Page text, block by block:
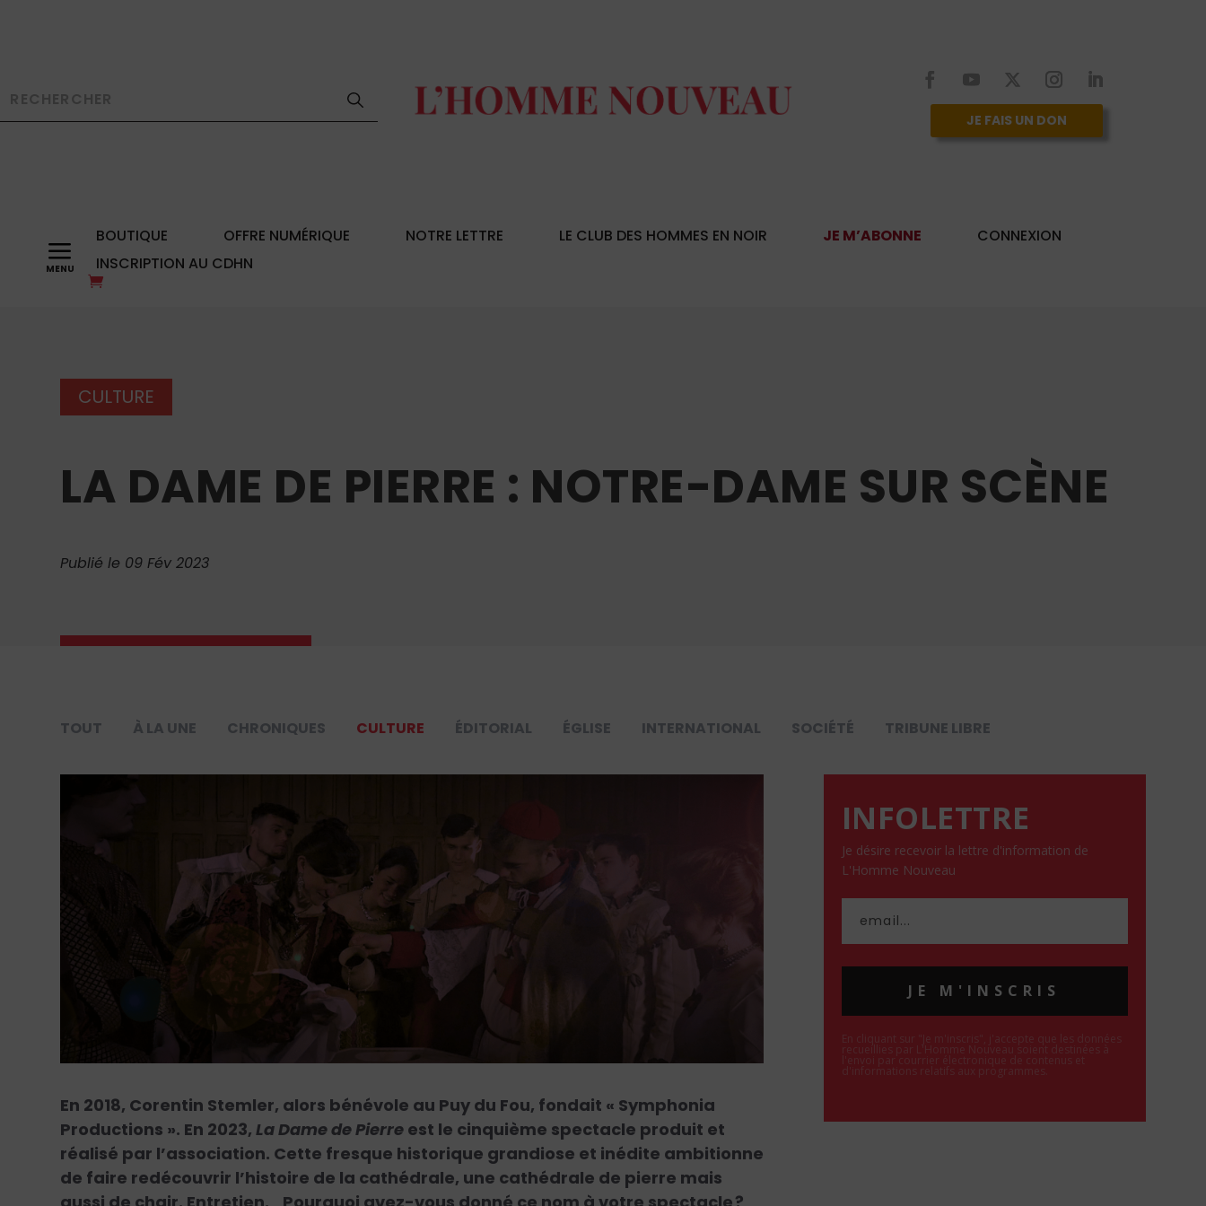
JE FAIS UN DON
a BOUTIQUE OFFRE NUMÉRIQUE NOTRE LETTRE LE CLUB DES HOMMES EN NOIR JE M’ABONNE
CONNEXION
INSCRIPTION AU CDHN
CULTURE
LA DAME DE PIERRE : NOTRE-DAME SUR SCÈNE
Publié le 09 Fév 2023
TOUT À LA UNE CHRONIQUES CULTURE ÉDITORIAL ÉGLISE INTERNATIONAL SOCIÉTÉ TRIBUNE LIBRE
En 2018, Corentin Stemler, alors bénévole au Puy du Fou, fondait « Symphonia
Productions ». En 2023,La Dame de Pierre est le cinquième spectacle produit et
réalisé par l’association. Cette fresque historique grandiose et inédite ambitionne
de faire redécouvrir l’histoire de la cathédrale, une cathédrale de pierre mais
INFOLETTRE
Je désire recevoir la lettre d'information de
L'Homme Nouveau
JE M'INSCRIS
En cliquant sur "Je m'inscris", j'accepte que les données
recueillies par L'Homme Nouveau soient destinées à
l'envoi par courrier électronique de contenus et
d'informations relatifs aux programmes.